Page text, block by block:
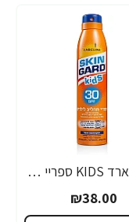
סקין גארד KIDS ספריי תחליב SPF30 לילדים 200 מ"ל - מבית SKIN GARD
₪38.00